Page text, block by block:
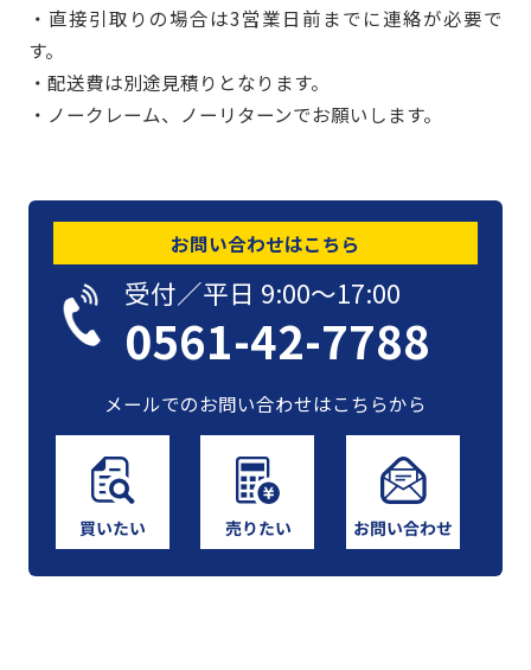
・直接引取りの場合は3営業日前までに連絡が必要で
す。
・配送費は別途見積りとなります。
・ノークレーム、ノーリターンでお願いします。
お問い合わせはこちら
受付／平日 9:00〜17:00
0561-42-7788
メールでのお問い合わせはこちらから